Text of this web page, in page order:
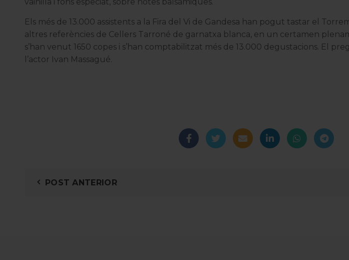
Els més de 13.000 assistents a la Fira del Vi de Gandesa han pogut tastar el
altres referències de Cellers Tarroné de garnatxa blanca, en un certamen
s’han venut 1650 copes i s’han comptabilitzat més de 13.000 degustacions. El
l’actor Ivan Massagué.
POST ANTERIOR